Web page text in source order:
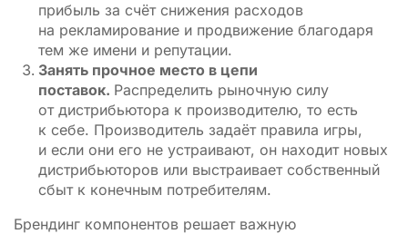
прибыль за счёт снижения расходов
на рекламирование и продвижение благодаря
тем же имени и репутации.
Занять прочное место в цепи
поставок. Распределить рыночную силу
от дистрибьютора к производителю, то есть
к себе. Производитель задаёт правила игры,
и если они его не устраивают, он находит новых
дистрибьюторов или выстраивает собственный
сбыт к конечным потребителям.
Брендинг компонентов решает важную